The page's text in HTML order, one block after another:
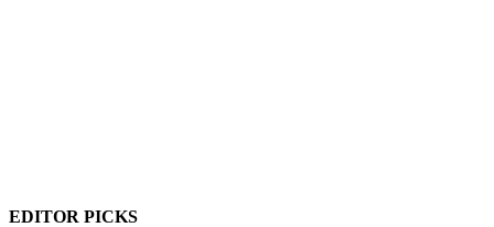
EDITOR PICKS